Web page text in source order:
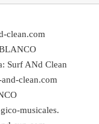
clean.com
Surf ANd Clean
clean.com
musicales.